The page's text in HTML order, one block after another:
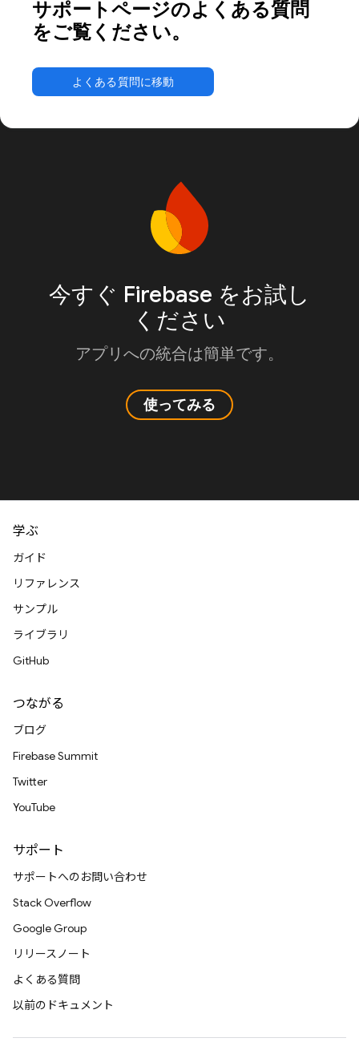
サポートページのよくある質問
をご覧ください。
よくある質問に移動
今すぐ Firebase をお試し
ください
アプリへの統合は簡単です。
使ってみる
学ぶ
ガイド
リファレンス
サンプル
ライブラリ
GitHub
つながる
ブログ
Firebase Summit
Twitter
YouTube
サポート
サポートへのお問い合わせ
Stack Overflow
Google Group
リリースノート
よくある質問
以前のドキュメント